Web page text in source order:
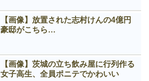
【画像】放置された志村けんの4億円
豪邸がこちら…
【画像】茨城の立ち飲み屋に行列作る
女子高生、全員ポニテでかわいい